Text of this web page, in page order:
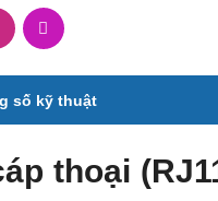
số kỹ thuật
thoại